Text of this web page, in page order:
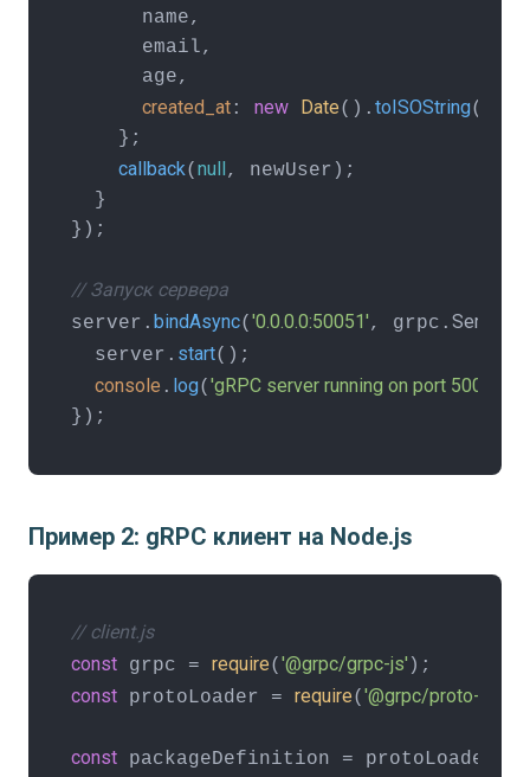
      name,
      email,
      age,
created_at : new Date(). toISOString()
    };
callback( null, newUser);
  }
});
// Запуск сервера
server. bindAsync( '0.0.0.0:50051', grpc.
  server.
start();
console . log( 'gRPC server running on port 50051'
});
Пример 2: gRPC клиент на Node.js
// client.js
const grpc = require( '@grpc/grpc-js'
const protoLoader = require( '@grpc/proto-
const packageDefinition = protoLoader.